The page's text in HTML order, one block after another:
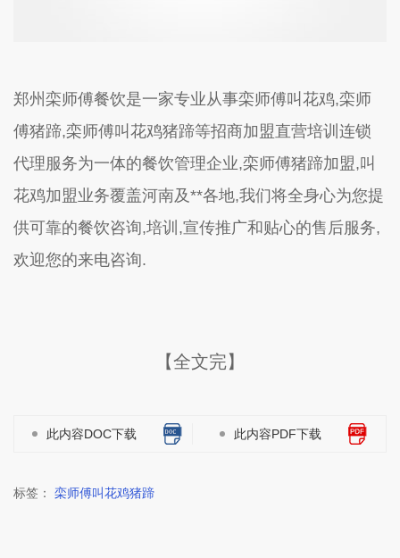
郑州栾师傅餐饮是一家专业从事栾师傅叫花鸡,栾师
傅猪蹄,栾师傅叫花鸡猪蹄等招商加盟直营培训连锁
代理服务为一体的餐饮管理企业,栾师傅猪蹄加盟,叫
花鸡加盟业务覆盖河南及**各地,我们将全身心为您提
供可靠的餐饮咨询,培训,宣传推广和贴心的售后服务,
欢迎您的来电咨询.
【全文完】
此内容DOC下载 此内容PDF下载
标签： 栾师傅叫花鸡猪蹄